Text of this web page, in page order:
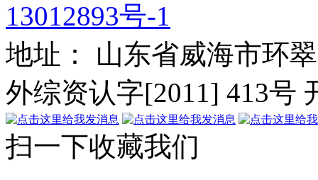
13012893号-1
地址： 山东省威海市环
外综资认字[2011] 413号
扫一下收藏我们